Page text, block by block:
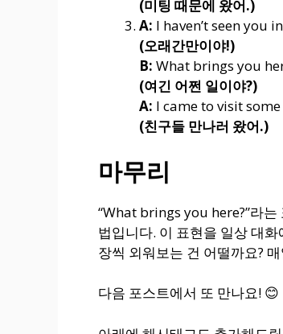
(미팅 때문에 왔어.)
A: I haven’t seen you
(오래간만이야!)
B: What brings you
(여긴 어쩐 일이야?)
A: I came to visit
(친구들 만나러 왔어.)
마무리
“What brings you here?”라
법입니다. 이 표현을 일상 대
장씩 외워보는 건 어떨까요?
다음 포스트에서 또 만나요! 😊